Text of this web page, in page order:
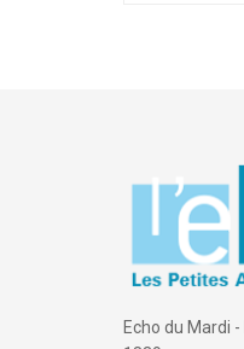
Echo du Mardi